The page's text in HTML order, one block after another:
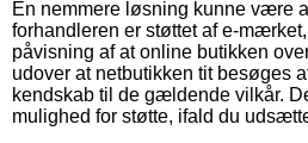
En nemmere løsning kunne være
forhandleren er støttet af e-
påvisning af at online butikken
udover at netbutikken tit besøges
kendskab til de gældende vilkår.
mulighed for støtte, ifald du